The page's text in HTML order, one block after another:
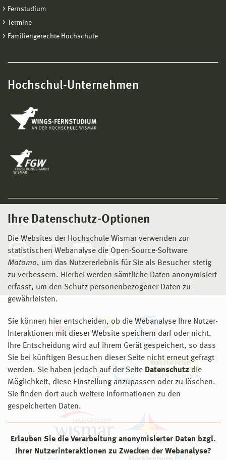
Ihre Datenschutz-Optionen
Die Websites der Hochschule Wismar verwenden zur
statistischen Webanalyse die Open-Source-Software
Matomo, um das Nutzererlebnis für Sie als Besucher stetig
zu verbessern. Hierbei werden sämtliche Daten anonymisiert
erfasst, um den Schutz personenbezogener Daten zu
gewährleisten.
Sie können hier entscheiden, ob die Webanalyse Ihre Nutzer-
Interaktionen mit dieser Website speichern darf oder nicht.
Ihre Entscheidung wird auf ihrem Gerät gespeichert, so dass
Sie bei künftigen Besuchen dieser Seite nicht erneut gefragt
werden. Sie haben jedoch auf der Seite Datenschutz die
Möglichkeit, diese Einstellung anzupassen oder zu löschen.
Sie finden dort auch weitere Informationen zu den
gespeicherten Daten.
Erlauben Sie die Verarbeitung anonymisierter Daten bzgl.
Ihrer Nutzerinteraktionen zu Zwecken der Webanalyse?
Fernstudium
Termine
Familiengerechte Hochschule
Hochschul-Unternehmen
Social Media